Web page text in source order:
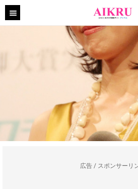
広告 / スポンサーリ